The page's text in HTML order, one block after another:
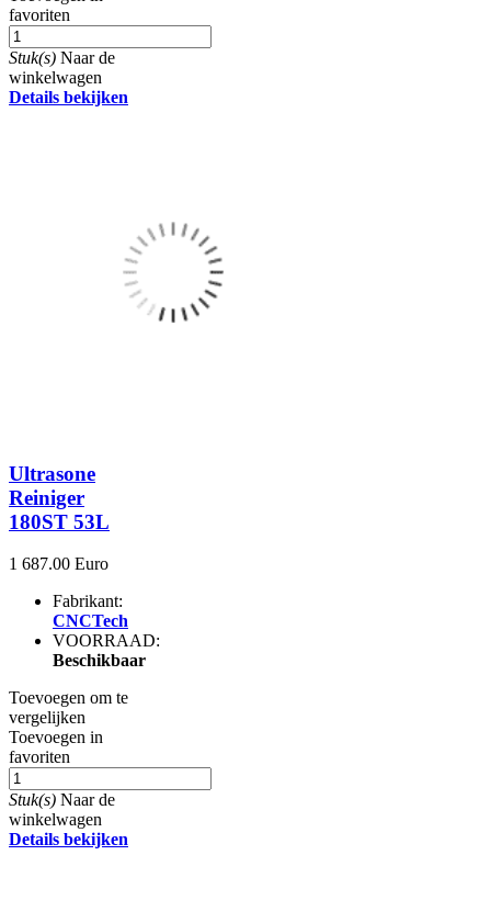
favoriten
Stuk(s) Naar de
winkelwagen
Details bekijken
Ultrasone
Reiniger
180ST 53L
1 687.00 Euro
Fabrikant:
CNCTech
VOORRAAD:
Beschikbaar
Toevoegen om te
vergelijken
Toevoegen in
favoriten
Stuk(s) Naar de
winkelwagen
Details bekijken